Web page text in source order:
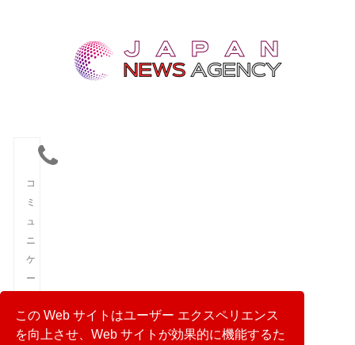
この Web サイトはユーザー エクスペリエンス
を向上させ、Web サイトが効果的に機能するた
コ
ミ
ュ
ニ
ケ
ー
ョ
ン